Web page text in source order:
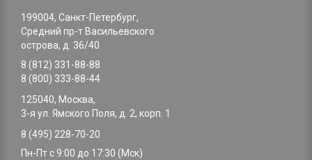
199004, Санкт-Петербург,
Средний пр-т Васильевского
острова, д. 36/40
8 (812) 331-88-88
8 (800) 333-88-44
125040, Москва,
3-я ул. Ямского Поля, д. 2, корп. 1
8 (495) 228-70-20
Пн-Пт с 9:00 до 17:30 (Мск)